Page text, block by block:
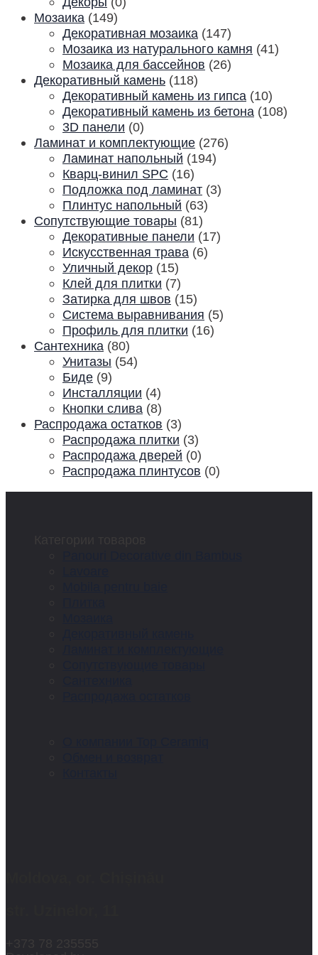
Мозаика (149)
Декоративная мозаика (147)
Мозаика из натурального камня (41)
Мозаика для бассейнов (26)
Декоративный камень (118)
Декоративный камень из гипса (10)
Декоративный камень из бетона (108)
3D панели (0)
Ламинат и комплектующие (276)
Ламинат напольный (194)
Кварц-винил SPC (16)
Подложка под ламинат (3)
Плинтус напольный (63)
Сопутствующие товары (81)
Декоративные панели (17)
Искусственная трава (6)
Уличный декор (15)
Клей для плитки (7)
Затирка для швов (15)
Система выравнивания (5)
Профиль для плитки (16)
Сантехника (80)
Унитазы (54)
Биде (9)
Инсталляции (4)
Кнопки слива (8)
Распродажа остатков (3)
Распродажа плитки (3)
Распродажа дверей (0)
Распродажа плинтусов (0)